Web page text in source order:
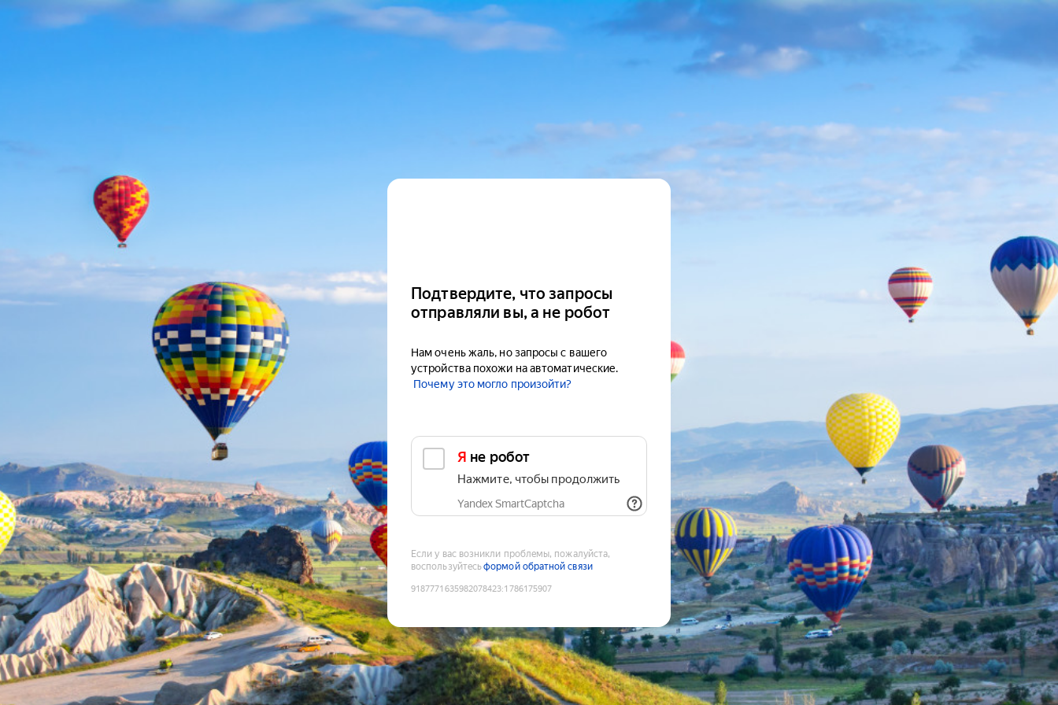
Подтвердите, что запросы
отправляли вы, а не робот
Нам очень жаль, но запросы с вашего
устройства похожи на автоматические.
Почему это могло произойти?
Я не робот
Нажмите, чтобы продолжить
Yandex SmartCaptcha
Если у вас возникли проблемы, пожалуйста,
воспользуйтесьформой обратной связи
9187771635982078423:1786175907